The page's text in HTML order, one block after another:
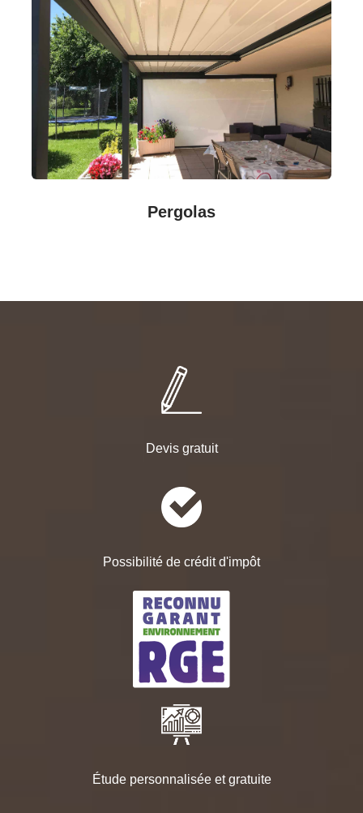
Pergolas
Devis gratuit
Possibilité de crédit d'impôt
Étude personnalisée et gratuite